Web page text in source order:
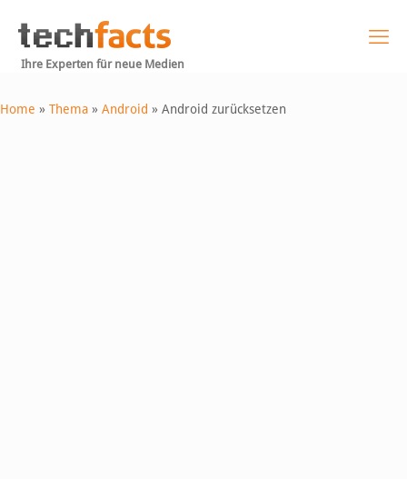
Ihre Experten für neue Medien
Home » Thema » Android » Android zurücksetzen